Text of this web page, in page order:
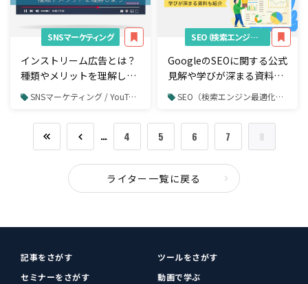
SNSマーケティング
インストリーム広告とは？
種類やメリットを理解して
賢く活用しよう！
SNSマーケティング / YouTube / YouTube広告
SEO（検索エンジン最適化）
GoogleのSEOに関する公式
見解や学びが深まる資料10
選を紹介
SEO（検索エンジン最適化） / Google最新情報
… 4 5 6 7 8
ライター一覧に戻る
記事をさがす
ツールをさがす
セミナーをさがす
動画で学ぶ